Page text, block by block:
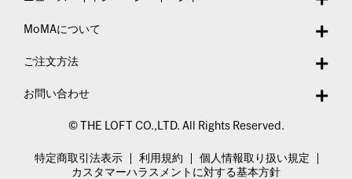
MoMAについて
ご注文方法
お問い合わせ
© THE LOFT CO.,LTD. All Rights Reserved.
特定商取引法表示 利用規約
個人情報取り扱い規定
カスタマーハラスメントに対する基本方針